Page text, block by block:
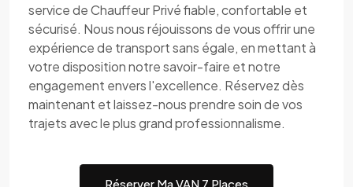
service de Chauffeur Privé fiable, confortable et
sécurisé. Nous nous réjouissons de vous offrir une
expérience de transport sans égale, en mettant à
votre disposition notre savoir-faire et notre
engagement envers l'excellence. Réservez dès
maintenant et laissez-nous prendre soin de vos
trajets avec le plus grand professionnalisme.
Réserver Ma VAN 7 Places